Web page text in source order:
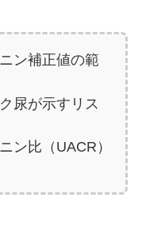
ン補正値の範
尿が示すリス
ン比（UACR）